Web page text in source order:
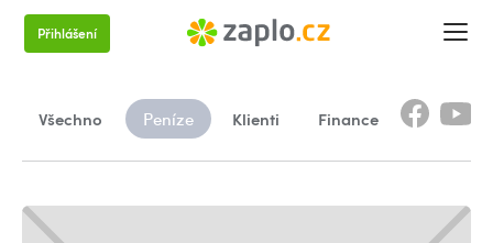
Přihlášení
Všechno Peníze Klienti Finance